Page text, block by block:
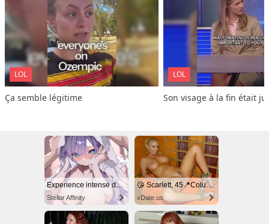
LOL
Ça semble légitime
LOL
Son visage à la fin était